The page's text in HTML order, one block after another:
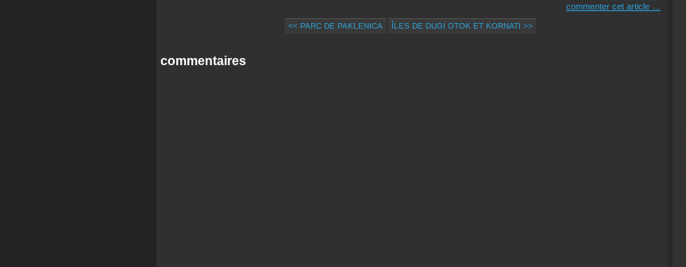
commenter cet article
<< PARC DE PAKLENICA ÎLES DE DUGI OTOK ET KORNATI >>
commentaires